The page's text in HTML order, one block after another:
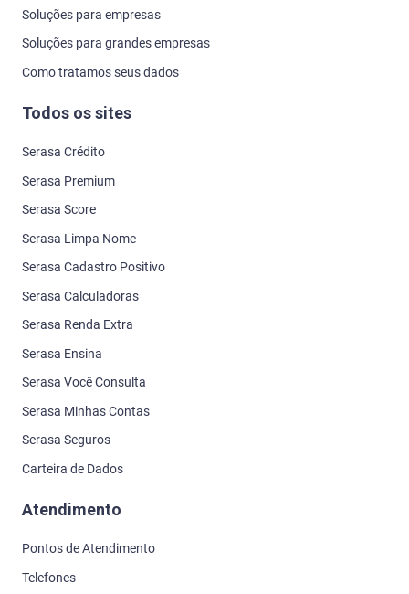
Soluções para empresas
Soluções para grandes empresas
Como tratamos seus dados
Todos os sites
Serasa Crédito
Serasa Premium
Serasa Score
Serasa Limpa Nome
Serasa Cadastro Positivo
Serasa Calculadoras
Serasa Renda Extra
Serasa Ensina
Serasa Você Consulta
Serasa Minhas Contas
Serasa Seguros
Carteira de Dados
Atendimento
Pontos de Atendimento
Telefones